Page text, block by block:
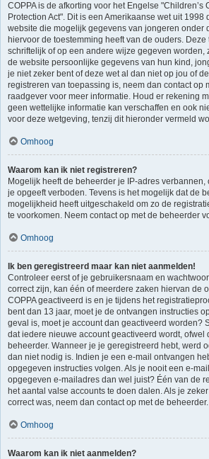
COPPA is de afkorting voor het Engelse "Children’s
Protection Act". Dit is een Amerikaanse wet uit 1998
website die mogelijk gegevens van jongeren onder
hiervoor de toestemming heeft van de ouders.
schriftelijk of op een andere wijze gegeven worden,
de website persoonlijke gegevens van hun kind,
je niet zeker bent of deze wet al dan niet op jou of
registreren van toepassing is, neem dan contact op
raadgever voor meer informatie. Houd er rekening
geen wettelijke informatie kan verschaffen en ook
voor deze wetgeving, tenzij dit hieronder vermeld
Omhoog
Waarom kan ik niet registreren?
Mogelijk heeft de beheerder je IP-adres
je opgeeft verboden. Tevens is het mogelijk dat de
mogelijkheid heeft uitgeschakeld om zo de
te voorkomen. Neem contact op met de beheerder
Omhoog
Ik ben geregistreerd maar kan niet aanmelden!
Controleer eerst of je gebruikersnaam en
correct zijn, kan één of meerdere zaken hiervan de
COPPA geactiveerd is en je tijdens het
bent dan 13 jaar, moet je de ontvangen instructies
geval is, moet je account dan geactiveerd worden?
dat iedere nieuwe account geactiveerd wordt, ofwel
beheerder. Wanneer je je geregistreerd hebt, werd
dan niet nodig is. Indien je een e-mail ontvangen
opgegeven instructies volgen. Als je nooit een e-
opgegeven e-mailadres dan wel juist? Één van de
het aantal valse accounts te doen dalen. Als je
correct was, neem dan contact op met de beheerder.
Omhoog
Waarom kan ik niet aanmelden?